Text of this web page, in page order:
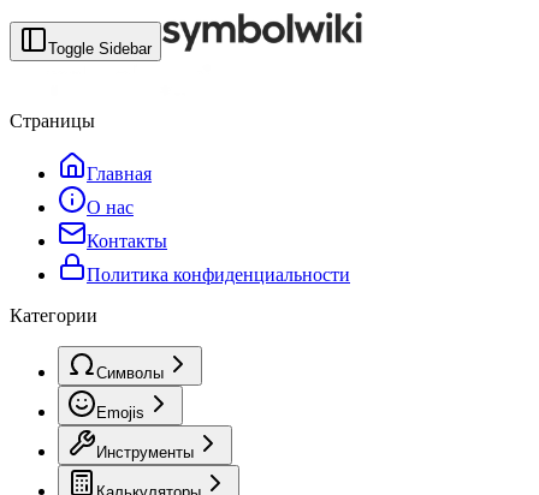
Toggle Sidebar
Страницы
Главная
О нас
Контакты
Политика конфиденциальности
Категории
Символы
Emojis
Инструменты